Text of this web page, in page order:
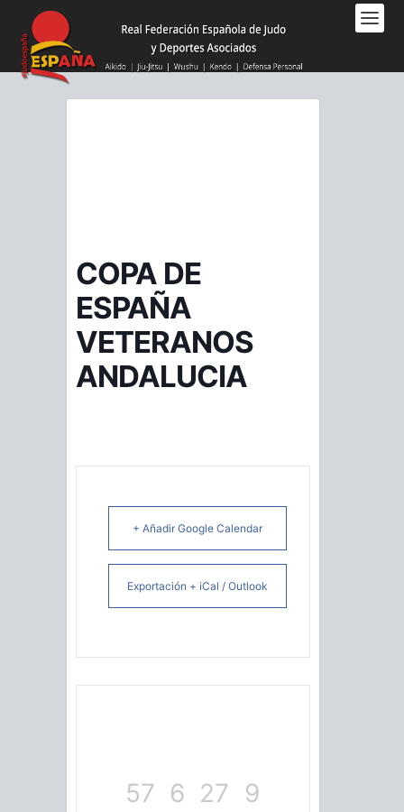
este
sitio
web
COPA DE
ESPAÑA
VETERANOS
ANDALUCIA
+ Añadir Google Calendar
Exportación + iCal / Outlook
57 6 27 8